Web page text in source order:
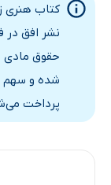
کتاب هنری
نشر افق در
حقوق مادی
شده و سهم
پرداخت